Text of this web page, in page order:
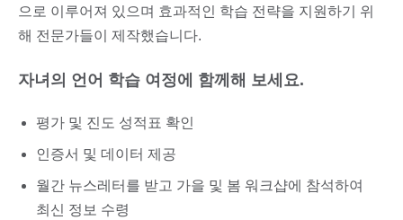
으로 이루어져 있으며 효과적인 학습 전략을 지원하기 위
해 전문가들이 제작했습니다.
자녀의 언어 학습 여정에 함께해 보세요.
평가 및 진도 성적표 확인
인증서 및 데이터 제공
월간 뉴스레터를 받고 가을 및 봄 워크샵에 참석하여
최신 정보 수령